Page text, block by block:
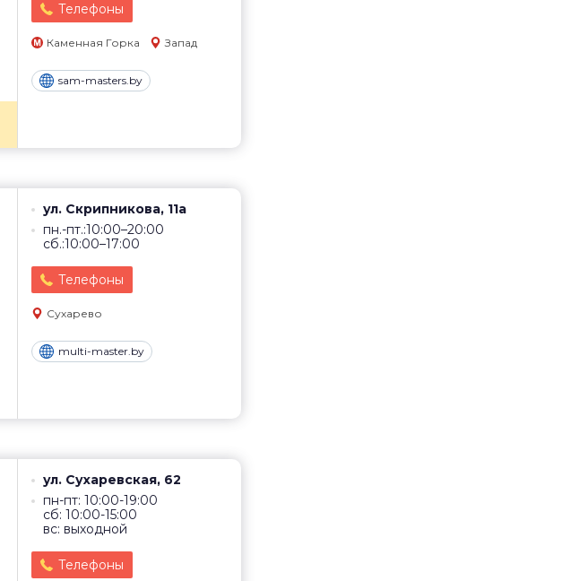
Телефоны
Каменная Горка Запад
sam-masters.by
ул. Скрипникова, 11а
пн.-пт.:10:00–20:00
сб.:10:00–17:00
Телефоны
Сухарево
multi-master.by
ул. Сухаревская, 62
пн-пт: 10:00-19:00
сб: 10:00-15:00
вс: выходной
Телефоны